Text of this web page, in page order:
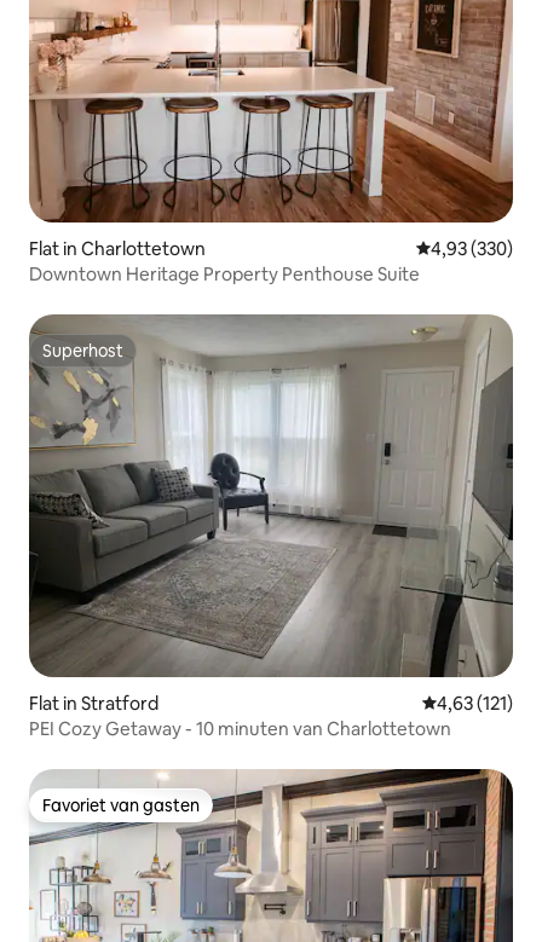
Flat in Charlottetown Gemiddelde
4,93 (330)
Downtown Heritage Property Penthouse Suite
Superhost
Superhost
Flat in Stratford Gemiddelde
4,63 (121)
PEI Cozy Getaway - 10 minuten van Charlottetown
Favoriet van gasten
Favoriet van gasten